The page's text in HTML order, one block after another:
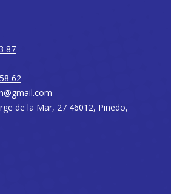
87
62
de la Mar, 27 46012, Pinedo,